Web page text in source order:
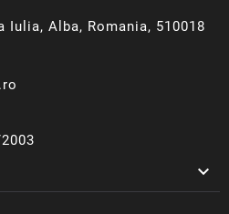
Iulia, Alba, Romania, 510018
